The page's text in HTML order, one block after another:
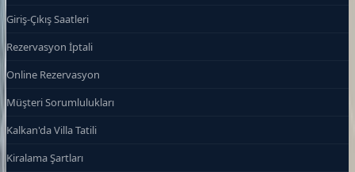
Giriş-Çıkış Saatleri
Rezervasyon İptali
Online Rezervasyon
Müşteri Sorumlulukları
Kalkan'da Villa Tatili
Kiralama Şartları